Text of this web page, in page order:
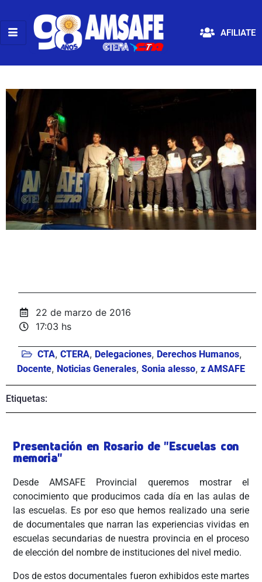
AFILIATE
22 de marzo de 2016
17:03 hs
CTA, CTERA, Delegaciones, Derechos Humanos,
Docente, Noticias Generales, Sonia alesso, z AMSAFE
Etiquetas:
Presentación en Rosario de "Escuelas con
memoria"
Desde AMSAFE Provincial queremos mostrar el
conocimiento que producimos cada día en las aulas de
las escuelas. Es por eso que hemos realizado una serie
de documentales que narran las experiencias vividas en
escuelas secundarias de nuestra provincia en el proceso
de elección del nombre de instituciones del nivel medio.
Dos de estos documentales fueron exhibidos este martes